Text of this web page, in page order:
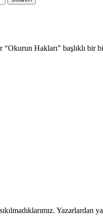
Hakları” başlıklı bir